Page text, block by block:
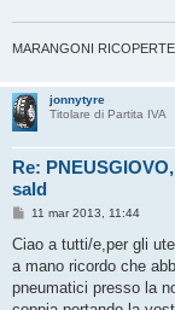
MARANGONI
jonnytyre
Titolare di Partita IVA
Re:
sald
M
s
a
g
11 mar 2013, 11:44
Ciao a tutti/e,per gli
a mano ricordo che
pneumatici presso la